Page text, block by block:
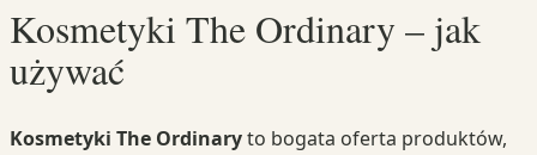
Kosmetyki The Ordinary – jak
używać
Kosmetyki The Ordinaryto bogata oferta produktów,